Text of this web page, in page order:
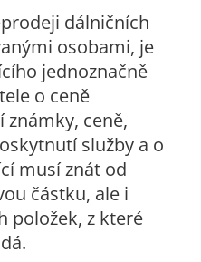
dálničních
osobami, je
jednoznačně
o ceně
ceně,
služby a o
musí znát od
částku, ale i
položek, z které